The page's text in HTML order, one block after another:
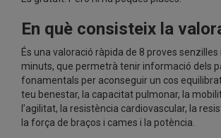
En què consisteix la
És una valoració ràpida de 8 proves senzilles
minuts, que permetrà tenir informació dels
fonamentals per aconseguir un cos equilibrat
teu benestar, la capacitat pulmonar, la
l’agilitat, la resistència cardiovascular, la
la força de braços i cames i la potència.